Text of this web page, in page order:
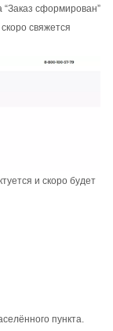
сформирован”
свяжется
и скоро будет
пункта.